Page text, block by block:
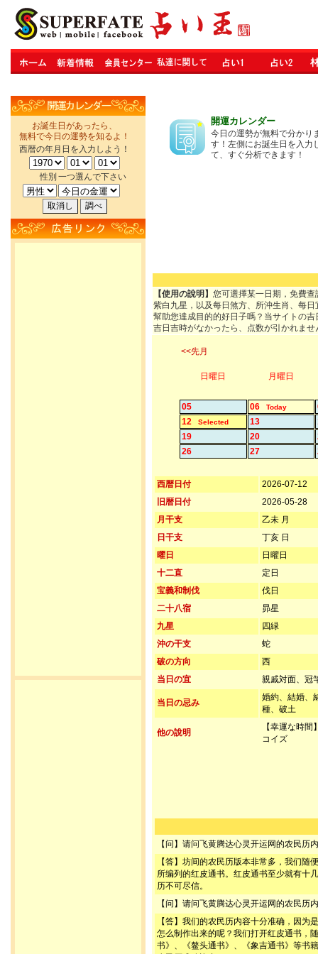
お誕生日があったら、
無料で今日の運勢を知るよ！
西暦の年月日を入力しよう！
性別 一つ選んで下さい
開運カレンダー
今日の運勢が無料で分かり
す！左側にお誕生日を入力
て、すぐ分析できます！
【使用の說明】 您可選擇某一日期，免費
紫白九星，以及每日煞方、所沖生肖、每
幫助您達成目的的好日子嗎？当サイトの
吉日吉時がなかったら、点数が引かれませ
<<先月
日曜日 月曜日
05 06 Today
12
Selected 13
19
20
26
27
西暦日付
2026-07-12
旧暦日付
2026-05-28
月干支
乙未 月
日干支
丁亥 日
曜日
日曜日
十二直
定日
宝義和制伐
伐日
二十八宿
昴星
九星
四緑
沖の干支
蛇
破の方向
西
当日の宜
親戚対面、冠
当日の忌み
婚約、結婚、
種、破土
他の說明
【幸運な時
コイズ
【问】请问飞黄腾达心灵开运网的农民
【答】坊间的农民历版本非常多，我们
所编列的红皮通书。红皮通书至少就有十
历不可尽信。
【问】请问飞黄腾达心灵开运网的农民历
【答】我们的农民历内容十分准确，因
怎么制作出来的呢？我们打开红皮通书，
书》、《鳌头通书》、《象吉通书》等书